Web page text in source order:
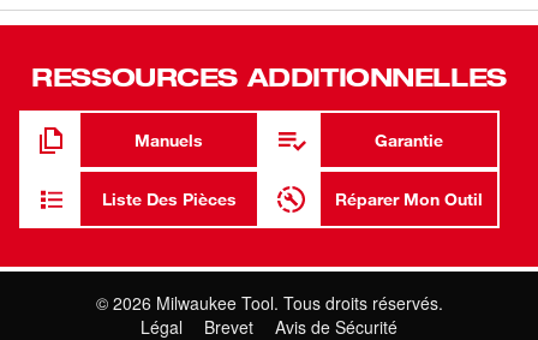
entoure le fond de la tête motorisée. Le filtre en tissu peut
0280 de 14 po convient aux aspirateurs Milwaukee
modèles 8935 et 8965.
Empêche la contamination par la poussière et la saleté
Amovible pour le nettoyage
Pour les modèles 8935 et 8965
RESSOURCES ADDITIONNELLES
Manuels Garantie
Liste Des Pièces Réparer Mon Outil
© 2026 Milwaukee Tool. Tous droits réservés.
Légal
Brevet
Avis de Sécurité